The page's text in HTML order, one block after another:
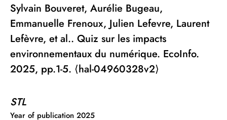
Sylvain Bouveret, Aurélie Bugeau,
Emmanuelle Frenoux, Julien Lefevre, Laurent
Lefèvre, et al.. Quiz sur les impacts
environnementaux du numérique. EcoInfo.
2025, pp.1-5. ⟨hal-04960328v2⟩
STL
Year of publication 2025